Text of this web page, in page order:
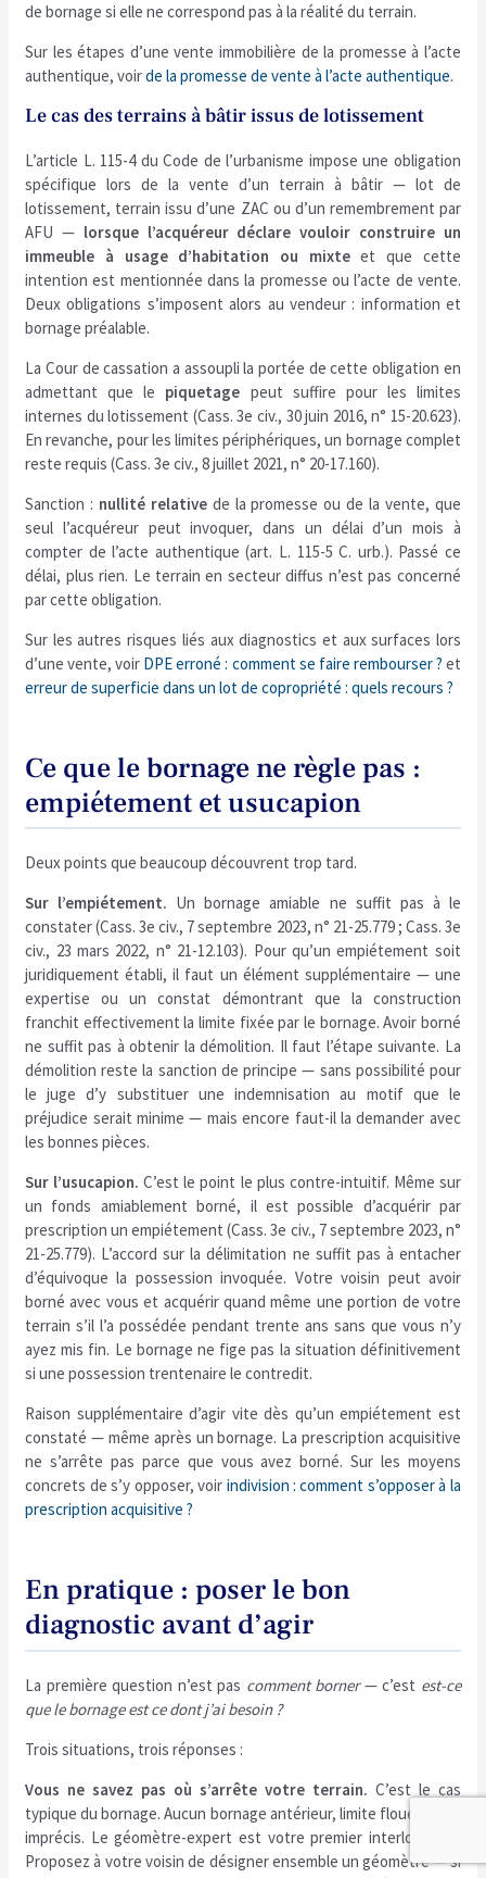
de bornage si elle ne correspond pas à la réalité du terrain.
Sur les étapes d’une vente immobilière de la promesse à l’acte
authentique, voirde la promesse de vente à l’acte authentique.
Le cas des terrains à bâtir issus de lotissement
L’article L. 115-4 du Code de l’urbanisme impose une obligation
spécifique lors de la vente d’un terrain à bâtir — lot de
lotissement, terrain issu d’une ZAC ou d’un remembrement par
AFU — lorsque l’acquéreur déclare vouloir construire un
immeuble à usage d’habitation ou mixteet que cette
intention est mentionnée dans la promesse ou l’acte de vente.
Deux obligations s’imposent alors au vendeur : information et
bornage préalable.
La Cour de cassation a assoupli la portée de cette obligation en
admettant que le piquetage peut suffire pour les limites
internes du lotissement (Cass. 3e civ., 30 juin 2016, n° 15-20.623).
En revanche, pour les limites périphériques, un bornage complet
reste requis (Cass. 3e civ., 8 juillet 2021, n° 20-17.160).
Sanction : nullité relativede la promesse ou de la vente, que
seul l’acquéreur peut invoquer, dans un délai d’un mois à
compter de l’acte authentique (art. L. 115-5 C. urb.). Passé ce
délai, plus rien. Le terrain en secteur diffus n’est pas concerné
par cette obligation.
Sur les autres risques liés aux diagnostics et aux surfaces lors
d’une vente, voir DPE erroné : comment se faire rembourser ? et
erreur de superficie dans un lot de copropriété : quels recours ?
Ce que le bornage ne règle pas :
empiétement et usucapion
Deux points que beaucoup découvrent trop tard.
Sur l’empiétement. Un bornage amiable ne suffit pas à le
constater (Cass. 3e civ., 7 septembre 2023, n° 21-25.779 ; Cass. 3e
civ., 23 mars 2022, n° 21-12.103). Pour qu’un empiétement soit
juridiquement établi, il faut un élément supplémentaire — une
expertise ou un constat démontrant que la construction
franchit effectivement la limite fixée par le bornage. Avoir borné
ne suffit pas à obtenir la démolition. Il faut l’étape suivante. La
démolition reste la sanction de principe — sans possibilité pour
le juge d’y substituer une indemnisation au motif que le
préjudice serait minime — mais encore faut-il la demander avec
les bonnes pièces.
Sur l’usucapion. C’est le point le plus contre-intuitif. Même sur
un fonds amiablement borné, il est possible d’acquérir par
prescription un empiétement (Cass. 3e civ., 7 septembre 2023, n°
21-25.779). L’accord sur la délimitation ne suffit pas à entacher
d’équivoque la possession invoquée. Votre voisin peut avoir
borné avec vous et acquérir quand même une portion de votre
terrain s’il l’a possédée pendant trente ans sans que vous n’y
ayez mis fin. Le bornage ne fige pas la situation définitivement
si une possession trentenaire le contredit.
Raison supplémentaire d’agir vite dès qu’un empiétement est
constaté — même après un bornage. La prescription acquisitive
ne s’arrête pas parce que vous avez borné. Sur les moyens
concrets de s’y opposer, voir indivision : comment s’opposer à la
prescription acquisitive ?
En pratique : poser le bon
diagnostic avant d’agir
La première question n’est pas comment borner— c’est est-ce
que le bornage est ce dont j’ai besoin ?
Trois situations, trois réponses :
Vous ne savez pas où s’arrête votre terrain. C’est le cas
typique du bornage. Aucun bornage antérieur, limite floue, titres
imprécis. Le géomètre-expert est votre premier interlocuteur.
Proposez à votre voisin de désigner ensemble un géomètre — si